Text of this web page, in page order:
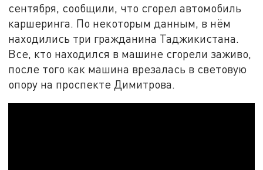
сентября, сообщили, что сгорел автомобиль
каршеринга. По некоторым данным, в нём
находились три гражданина Таджикистана.
Все, кто находился в машине сгорели заживо,
после того как машина врезалась в световую
опору на проспекте Димитрова.